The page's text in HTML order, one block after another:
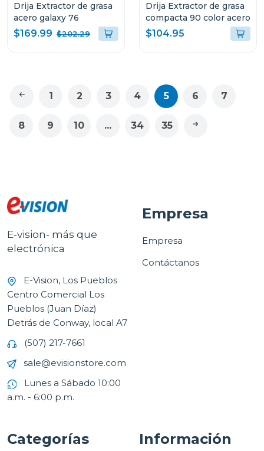
Drija Extractor de grasa
acero galaxy 76
$169.99 $202.29
Drija Extractor de grasa
compacta 90 color acero
$104.95
1 2 3 4 5 6 7
8 9 10 ... 34 35
E-vision- más que
electrónica
E-Vision, Los Pueblos
Centro Comercial Los
Pueblos (Juan Díaz)
Detrás de Conway, local A7
(507) 217-7661
sale@evisionstore.com
Lunes a Sábado 10:00
a.m. - 6:00 p.m.
Empresa
Empresa
Contáctanos
Categorías Información